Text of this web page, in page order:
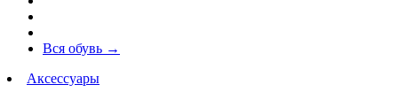
Вся обувь →
Аксессуары